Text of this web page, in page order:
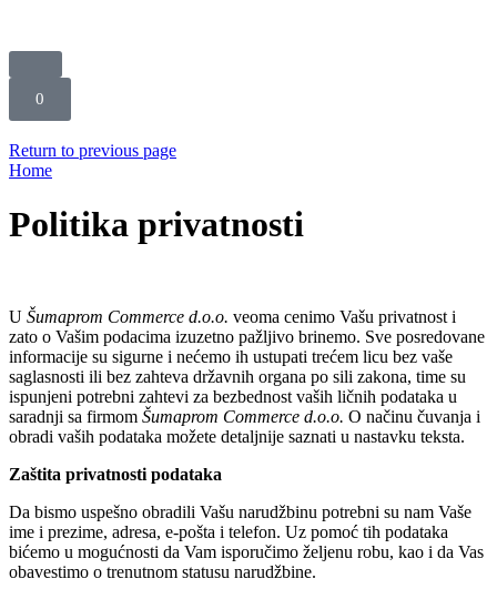
0
Return to previous page
Home
Politika privatnosti
U Šumaprom Commerce d.o.o. veoma cenimo Vašu privatnost i
zato o Vašim podacima izuzetno pažljivo brinemo. Sve posredovane
informacije su sigurne i nećemo ih ustupati trećem licu bez vaše
saglasnosti ili bez zahteva državnih organa po sili zakona, time su
ispunjeni potrebni zahtevi za bezbednost vaših ličnih podataka u
saradnji sa firmom Šumaprom Commerce d.o.o. O načinu čuvanja i
obradi vaših podataka možete detaljnije saznati u nastavku teksta.
Zaštita privatnosti podataka
Da bismo uspešno obradili Vašu narudžbinu potrebni su nam Vaše
ime i prezime, adresa, e-pošta i telefon. Uz pomoć tih podataka
bićemo u mogućnosti da Vam isporučimo željenu robu, kao i da Vas
obavestimo o trenutnom statusu narudžbine.